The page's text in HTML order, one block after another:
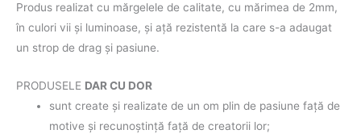
Produs realizat cu mărgelele de calitate, cu mărimea de 2mm,
în culori vii şi luminoase, şi aţă rezistentă la care s-a adaugat
un strop de drag şi pasiune.
PRODUSELE DAR CU DOR
sunt create şi realizate de un om plin de pasiune faţă de
motive şi recunoştinţă faţă de creatorii lor;